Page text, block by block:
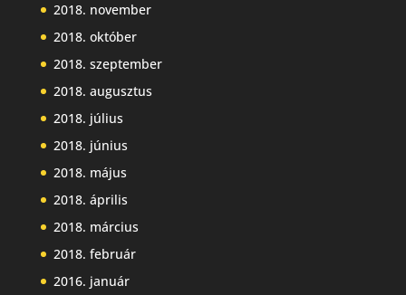
2018. november
2018. október
2018. szeptember
2018. augusztus
2018. július
2018. június
2018. május
2018. április
2018. március
2018. február
2016. január